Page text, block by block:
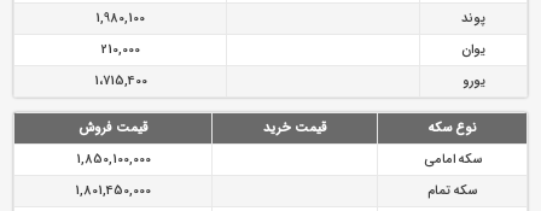
پوند
1,980,100
یوان
210,000
یورو
1،715,400
نوع سکه قیمت خرید
قیمت فروش
سکه امامی
1,850,100,000
سکه تمام
1,801,450,000